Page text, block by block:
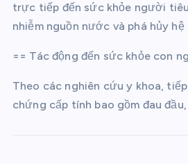
trực tiếp đến sức khỏe người
nhiễm nguồn nước và phá hủy
== Tác động đến sức khỏe con
Theo các nghiên cứu y khoa,
chứng cấp tính bao gồm đau